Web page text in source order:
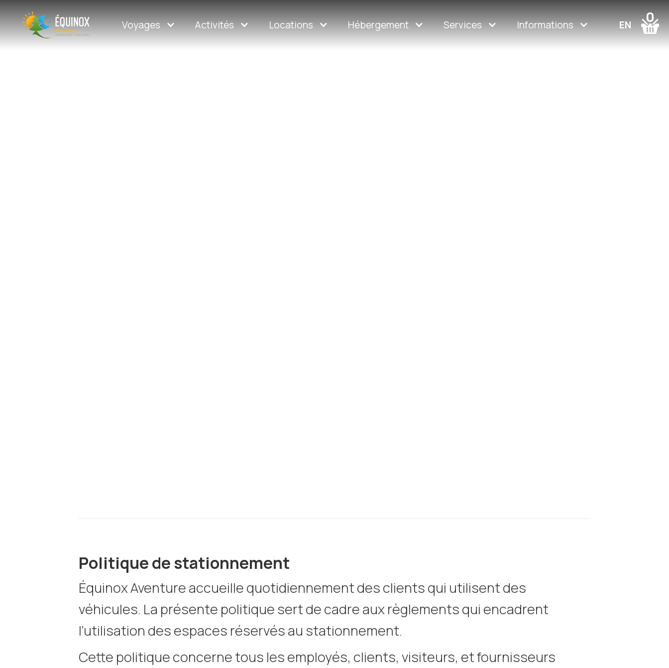
Voyages Activités Locations Hébergement Services Informations EN 0
Politique de stationnement
Équinox Aventure accueille quotidiennement des clients qui utilisent des
véhicules. La présente politique sert de cadre aux règlements qui encadrent
l’utilisation des espaces réservés au stationnement.
Cette politique concerne tous les employés, clients, visiteurs, et fournisseurs